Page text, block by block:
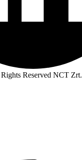
Reserved NCT Zrt.